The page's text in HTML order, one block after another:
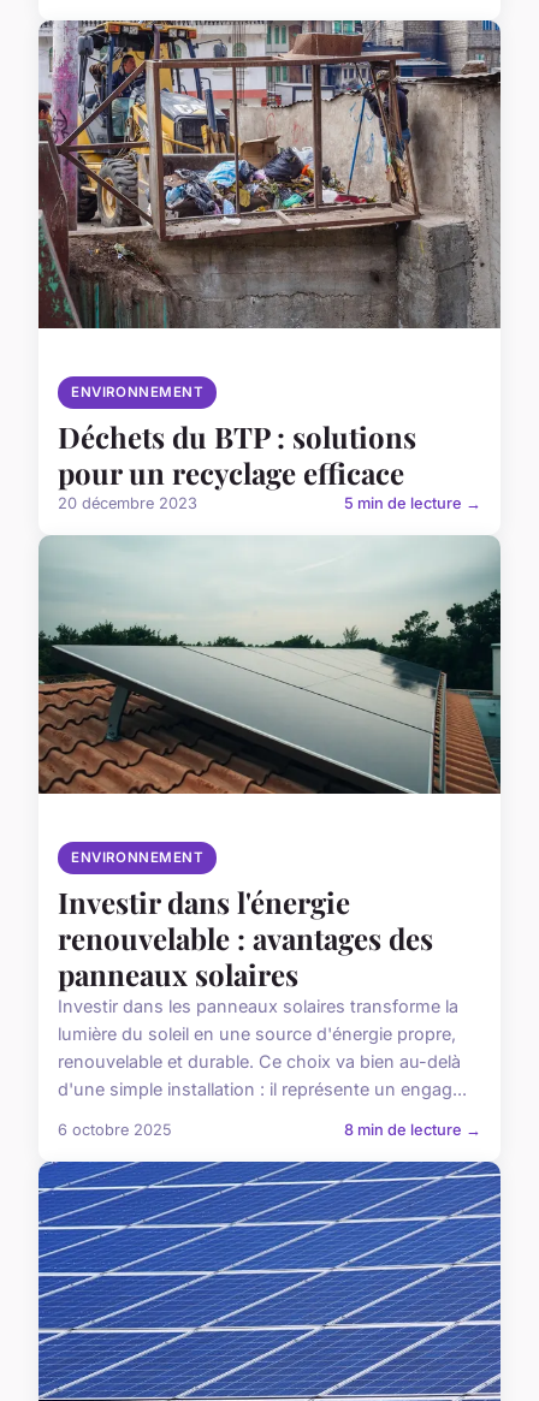
ENVIRONNEMENT
Déchets du BTP : solutions
pour un recyclage efficace
20 décembre 2023 5 min de lecture →
ENVIRONNEMENT
Investir dans l'énergie
renouvelable : avantages des
panneaux solaires
Investir dans les panneaux solaires transforme la
lumière du soleil en une source d'énergie propre,
renouvelable et durable. Ce choix va bien au-delà
d'une simple installation : il représente un engag...
6 octobre 2025 8 min de lecture →